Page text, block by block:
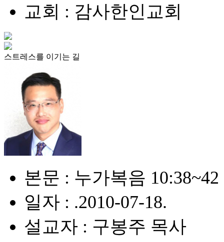
교회 : 감사한인교회
스트레스를 이기는 길
본문 : 누가복음 10:38~42
일자 : .2010-07-18.
설교자 : 구봉주 목사